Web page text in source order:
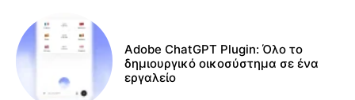
Adobe ChatGPT Plugin: Όλο το
δημιουργικό οικοσύστημα σε ένα
εργαλείο